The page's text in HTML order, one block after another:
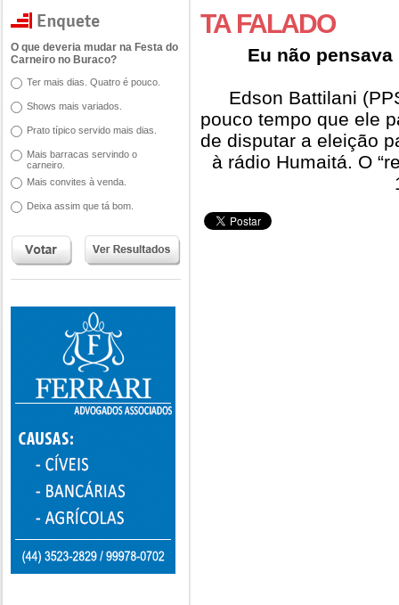
O que deveria mudar na Festa do
Carneiro no Buraco?
Ter mais dias. Quatro é pouco.
Shows mais variados.
Prato típico servido mais dias.
Mais barracas servindo o
carneiro.
Mais convites à venda.
Deixa assim que tá bom.
TA FALADO
Eu não
Edson Battilani
pouco tempo que ele
de disputar a eleição
à rádio Humaitá. O